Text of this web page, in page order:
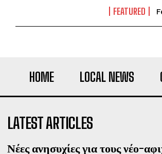
FEATURED
HOME LOCAL NEWS
LATEST ARTICLES
Νέες ανησυχίες για τους νέο-